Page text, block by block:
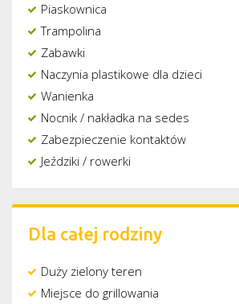
Piaskownica
Trampolina
Zabawki
Naczynia plastikowe dla dzieci
Wanienka
Nocnik / nakładka na sedes
Zabezpieczenie kontaktów
Jeździki / rowerki
Dla całej rodziny
Duży zielony teren
Miejsce do grillowania